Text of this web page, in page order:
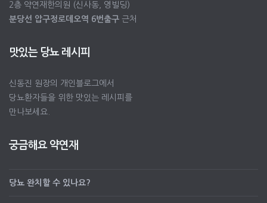
2층 약연재한의원 (신사동, 영빌딩)
분당선 압구정로데오역 6번출구 근처
맛있는 당뇨 레시피
신동진 원장의 개인블로그에서
당뇨환자들을 위한 맛있는 레시피를
만나보세요.
궁금해요 약연재
당뇨 완치할 수 있나요?